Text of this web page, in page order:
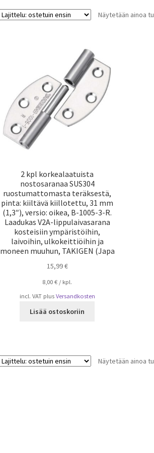
Näytetään ainoa
2 kpl korkealaatuista
nostosaranaa SUS304
ruostumattomasta teräksestä,
pinta: kiiltävä kiillotettu, 31 mm
(1,3″), versio: oikea, B-1005-3-R.
Laadukas V2A-lippulaivasarana
kosteisiin ympäristöihin,
laivoihin, ulkokeittiöihin ja
moneen muuhun, TAKIGEN (Japa
15,99€
8,00€ / kpl.
incl. VAT plus Versandkosten
Lisää ostoskoriin
Näytetään ainoa